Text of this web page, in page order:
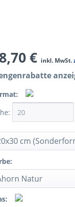
€ inkl. MwSt.